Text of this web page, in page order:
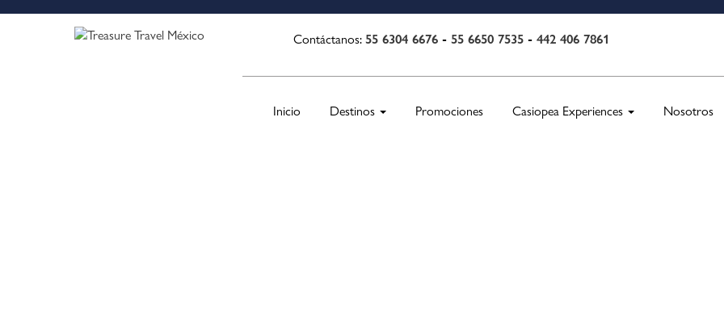
Contáctanos: 55 6304 6676- 55 6650 7535- 442 406 7861
Inicio Destinos Promociones Casiopea Experiences Nosotros